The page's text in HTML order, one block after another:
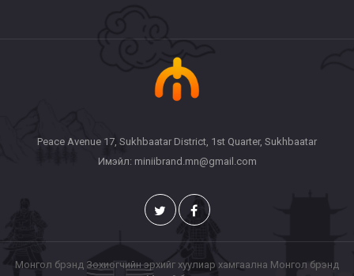
Peace Avenue 17, Sukhbaatar District, 1st Quarter, Sukhbaatar
Имэйл: miniibrand.mn@gmail.com
Монгол брэнд Зохиогчийн эрхийг хуулиар хамгаална Монгол брэнд